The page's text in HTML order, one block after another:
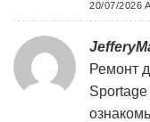
20/07/2026
Ремонт